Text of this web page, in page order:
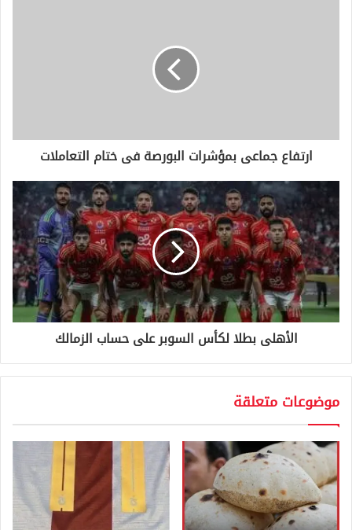
ر
ي
ارتفاع جماعى بمؤشرات البورصة فى ختام التعاملات
الأهلى بطلا لكأس السوبر على حساب الزمالك
موضوعات متعلقة